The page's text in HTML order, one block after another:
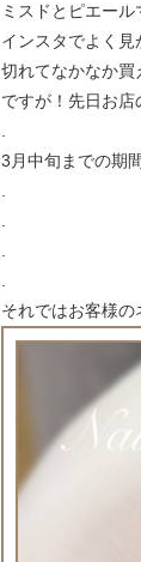
ミスドとピエー
インスタでよく
切れてなかなか買
ですが！先日お
.
3月中旬までの期
.
.
.
.
それではお客様の